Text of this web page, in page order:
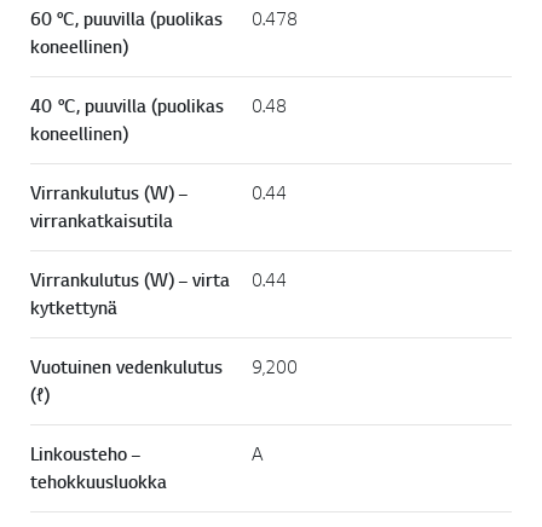
60 °C, puuvilla (puolikas
koneellinen)
0.478
40 °C, puuvilla (puolikas
koneellinen)
0.48
Virrankulutus (W) –
virrankatkaisutila
0.44
Virrankulutus (W) – virta
kytkettynä
0.44
Vuotuinen vedenkulutus
(ℓ)
9,200
Linkousteho –
tehokkuusluokka
A